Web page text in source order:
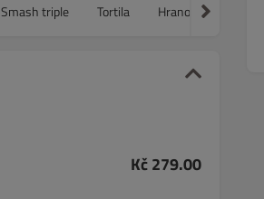
Smash triple Tortila Hranolky
Kč 279.00